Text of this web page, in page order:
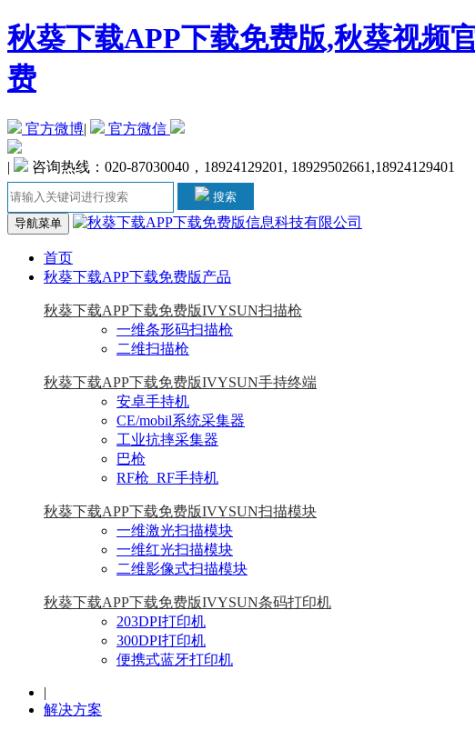
秋葵下载APP下载免费版,秋葵视频
费
官方微博| 官方微信
| 咨询热线：020-87030040，18924129201, 18929502661,18924129401
搜索
导航菜单
首页
秋葵下载APP下载免费版产品
秋葵下载APP下载免费版IVYSUN扫描枪
一维条形码扫描枪
二维扫描枪
秋葵下载APP下载免费版IVYSUN手持终端
安卓手持机
CE/mobil系统采集器
工业抗摔采集器
巴枪
RF枪_RF手持机
秋葵下载APP下载免费版IVYSUN扫描模块
一维激光扫描模块
一维红光扫描模块
二维影像式扫描模块
秋葵下载APP下载免费版IVYSUN条码打印机
203DPI打印机
300DPI打印机
便携式蓝牙打印机
|
解决方案